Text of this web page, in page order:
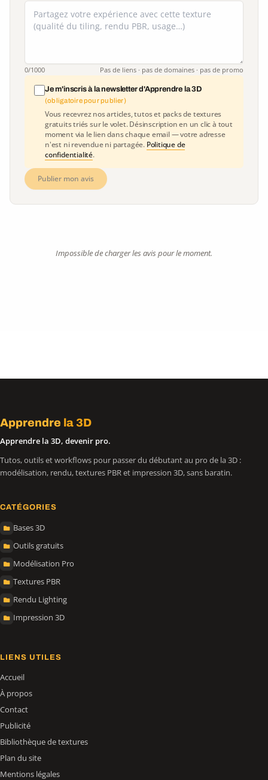
0/1000 Pas de liens · pas de domaines · pas de promo
Je m'inscris à la newsletter d'Apprendre la 3D
(obligatoire pour publier)
Vous recevrez nos articles, tutos et packs de textures
gratuits triés sur le volet. Désinscription en un clic à tout
moment via le lien dans chaque email — votre adresse
n'est ni revendue ni partagée. Politique de
confidentialité.
Publier mon avis
Impossible de charger les avis pour le moment.
Apprendre la 3D
Apprendre la 3D, devenir pro.
Tutos, outils et workflows pour passer du débutant au pro de la 3D :
modélisation, rendu, textures PBR et impression 3D, sans baratin.
CATÉGORIES
Bases 3D
Outils gratuits
Modélisation Pro
Textures PBR
Rendu Lighting
Impression 3D
LIENS UTILES
Accueil
À propos
Contact
Publicité
Bibliothèque de textures
Plan du site
Mentions légales